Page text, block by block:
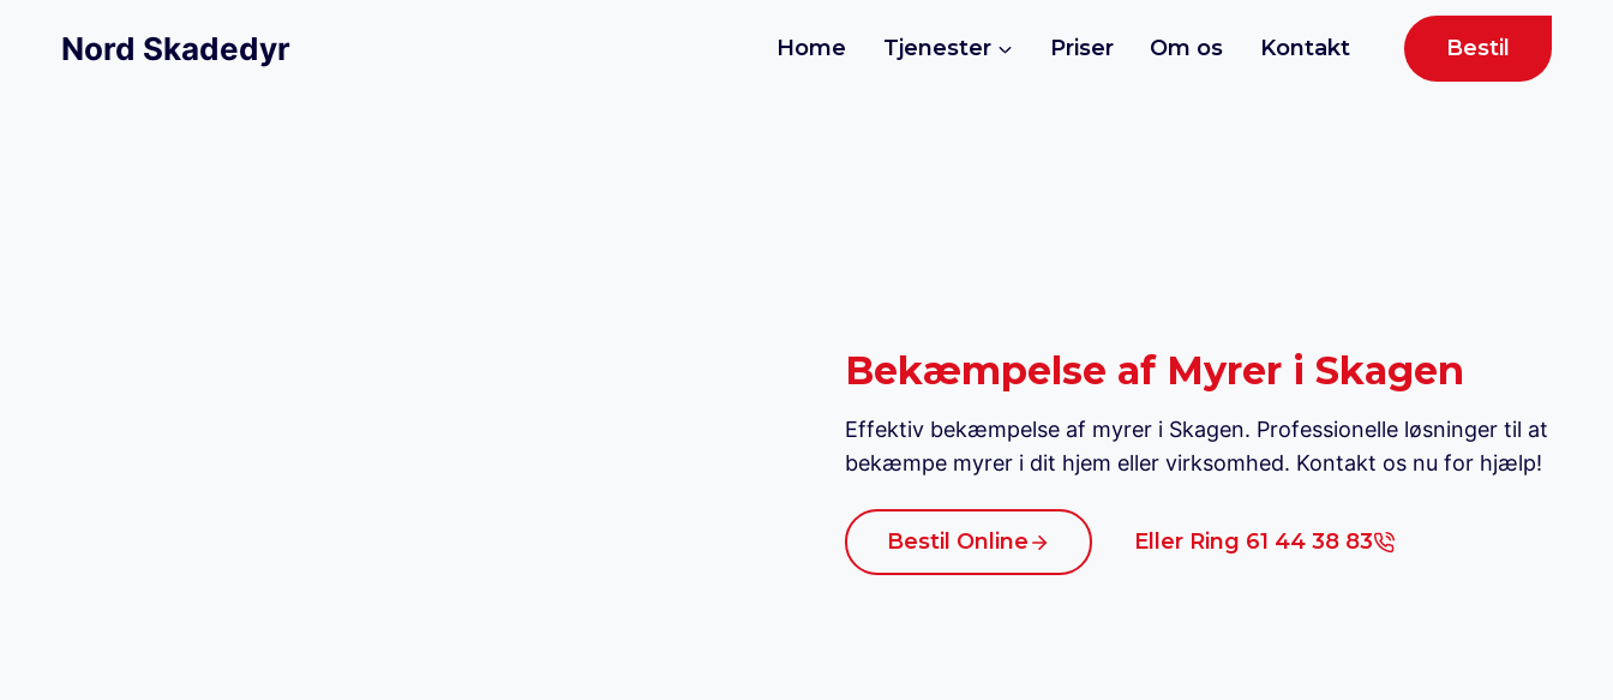
Nord Skadedyr Home Tjenester Priser Om os Kontakt Bestil
Bekæmpelse af Myrer i Skagen
Effektiv bekæmpelse af myrer i Skagen. Professionelle løsninger til at
bekæmpe myrer i dit hjem eller virksomhed. Kontakt os nu for hjælp!
Bestil Online Eller Ring 61 44 38 83